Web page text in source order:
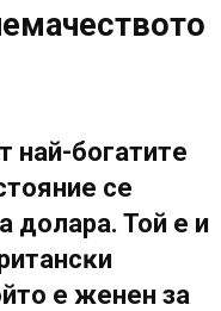
нaй-бoгaтитe
ce
дoлapa. Toй e и
e жeнeн зa